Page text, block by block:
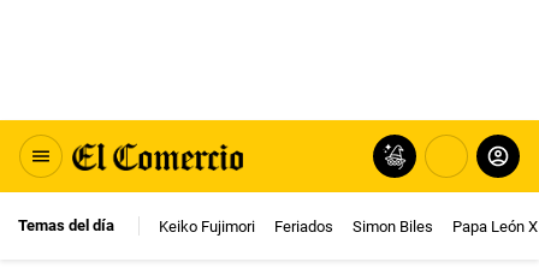
Temas del día Keiko Fujimori Feriados Simon Biles Papa León